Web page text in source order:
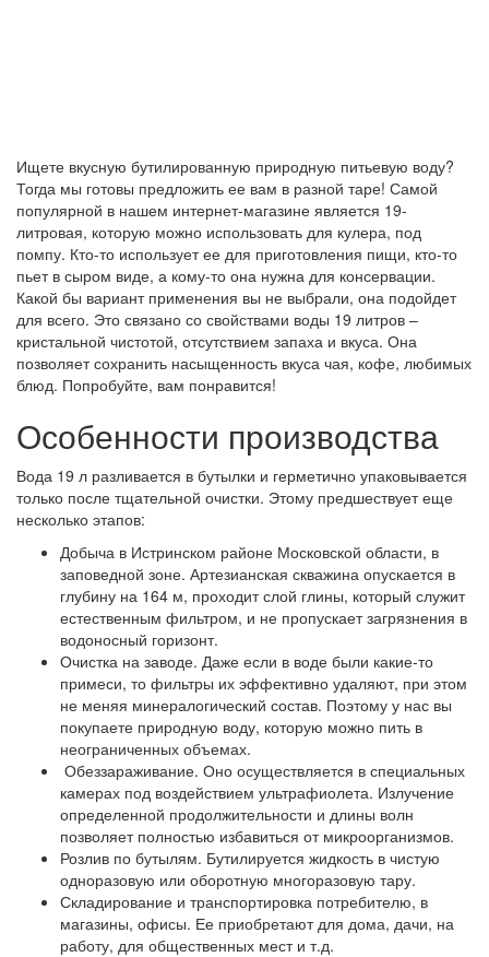
Ищете вкусную бутилированную природную питьевую воду?
Тогда мы готовы предложить ее вам в разной таре! Самой
популярной в нашем интернет-магазине является 19-
литровая, которую можно использовать для кулера, под
помпу. Кто-то использует ее для приготовления пищи, кто-то
пьет в сыром виде, а кому-то она нужна для консервации.
Какой бы вариант применения вы не выбрали, она подойдет
для всего. Это связано со свойствами воды 19 литров –
кристальной чистотой, отсутствием запаха и вкуса. Она
позволяет сохранить насыщенность вкуса чая, кофе, любимых
блюд. Попробуйте, вам понравится!
Особенности производства
Вода 19 л разливается в бутылки и герметично упаковывается
только после тщательной очистки. Этому предшествует еще
несколько этапов:
Добыча в Истринском районе Московской области, в
заповедной зоне. Артезианская скважина опускается в
глубину на 164 м, проходит слой глины, который служит
естественным фильтром, и не пропускает загрязнения в
водоносный горизонт.
Очистка на заводе. Даже если в воде были какие-то
примеси, то фильтры их эффективно удаляют, при этом
не меняя минералогический состав. Поэтому у нас вы
покупаете природную воду, которую можно пить в
неограниченных объемах.
Обеззараживание. Оно осуществляется в специальных
камерах под воздействием ультрафиолета. Излучение
определенной продолжительности и длины волн
позволяет полностью избавиться от микроорганизмов.
Розлив по бутылям. Бутилируется жидкость в чистую
одноразовую или оборотную многоразовую тару.
Складирование и транспортировка потребителю, в
магазины, офисы. Ее приобретают для дома, дачи, на
работу, для общественных мест и т.д.